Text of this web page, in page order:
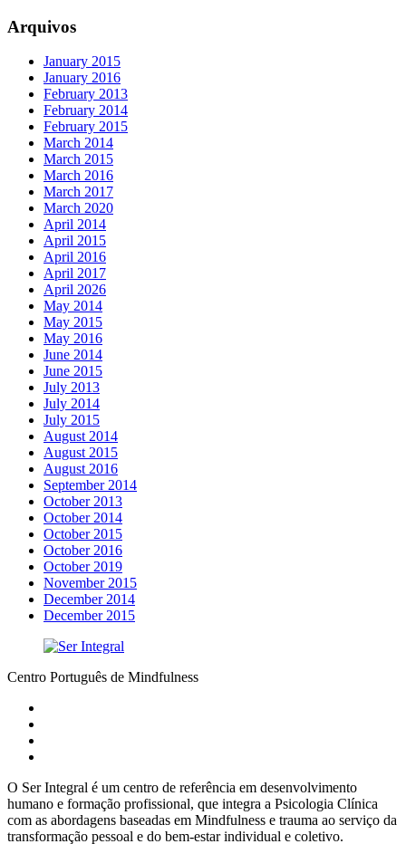
Arquivos
January 2015
January 2016
February 2013
February 2014
February 2015
March 2014
March 2015
March 2016
March 2017
March 2020
April 2014
April 2015
April 2016
April 2017
April 2026
May 2014
May 2015
May 2016
June 2014
June 2015
July 2013
July 2014
July 2015
August 2014
August 2015
August 2016
September 2014
October 2013
October 2014
October 2015
October 2016
October 2019
November 2015
December 2014
December 2015
Centro Português de Mindfulness
O Ser Integral é um centro de referência em desenvolvimento
humano e formação profissional, que integra a Psicologia Clínica
com as abordagens baseadas em Mindfulness e trauma ao serviço da
transformação pessoal e do bem-estar individual e coletivo.